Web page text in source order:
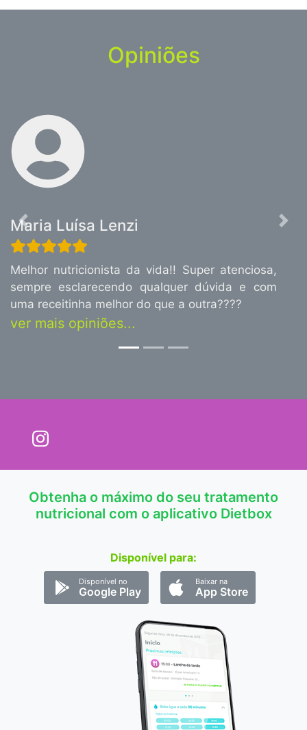
Opiniões
Maria Luísa Lenzi
Melhor nutricionista da vida!! Super atenciosa,
sempre esclarecendo qualquer dúvida e com
uma receitinha melhor do que a outra????
ver mais opiniões...
Previous Next
Obtenha o máximo do seu tratamento
nutricional com o aplicativo Dietbox
Disponível para:
Disponível no
Google Play
Baixar na
App Store